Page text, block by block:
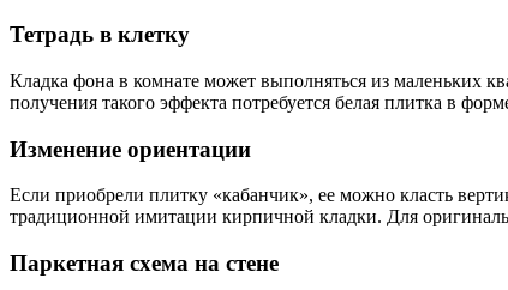
Тетрадь в клетку
Кладка фона в комнате может выполняться из маленьких
получения такого эффекта потребуется белая плитка в
Изменение ориентации
Если приобрели плитку «кабанчик», ее можно класть
традиционной имитации кирпичной кладки. Для
Паркетная схема на стене